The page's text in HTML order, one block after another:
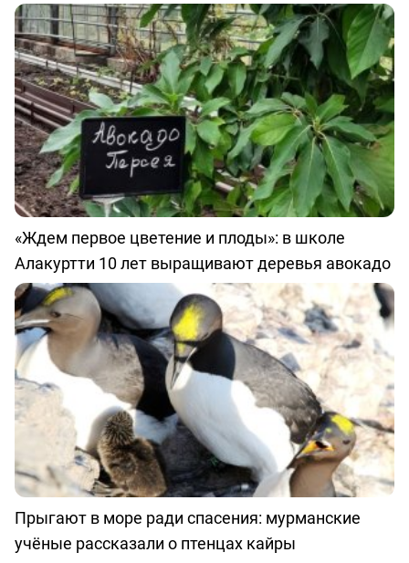
«Ждем первое цветение и плоды»: в школе
Алакуртти 10 лет выращивают деревья авокадо
Прыгают в море ради спасения: мурманские
учёные рассказали о птенцах кайры